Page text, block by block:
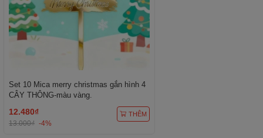
Set 10 Mica merry christmas gắn hình 4
CÂY THÔNG-màu vàng.
12.480₫
13.000₫ -4%
THÊM